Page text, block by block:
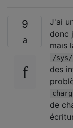
9
J'ai
donc
mais
/sys/
des
de